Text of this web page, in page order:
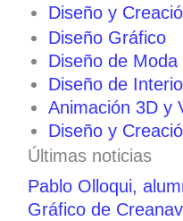
Diseño y
Diseño Gráfico
Diseño de Moda
Diseño de
Animación 3D y
Diseño y
Últimas noticias
Pablo Olloqui,
Gráfico de